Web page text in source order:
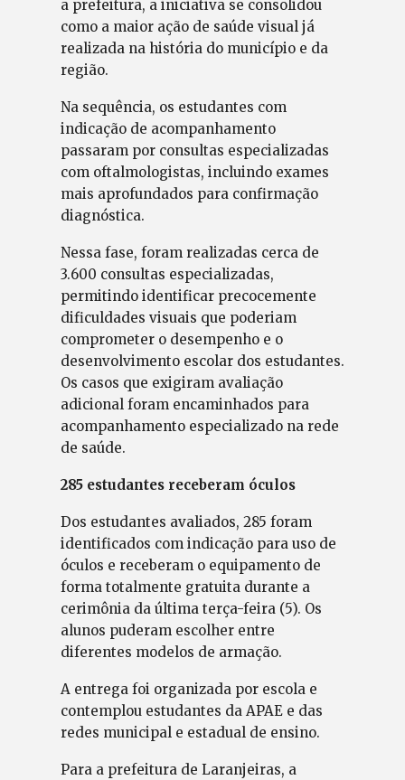
a prefeitura, a iniciativa se consolidou
como a maior ação de saúde visual já
realizada na história do município e da
região.
Na sequência, os estudantes com
indicação de acompanhamento
passaram por consultas especializadas
com oftalmologistas, incluindo exames
mais aprofundados para confirmação
diagnóstica.
Nessa fase, foram realizadas cerca de
3.600 consultas especializadas,
permitindo identificar precocemente
dificuldades visuais que poderiam
comprometer o desempenho e o
desenvolvimento escolar dos estudantes.
Os casos que exigiram avaliação
adicional foram encaminhados para
acompanhamento especializado na rede
de saúde.
285 estudantes receberam óculos
Dos estudantes avaliados, 285 foram
identificados com indicação para uso de
óculos e receberam o equipamento de
forma totalmente gratuita durante a
cerimônia da última terça-feira (5). Os
alunos puderam escolher entre
diferentes modelos de armação.
A entrega foi organizada por escola e
contemplou estudantes da APAE e das
redes municipal e estadual de ensino.
Para a prefeitura de Laranjeiras, a